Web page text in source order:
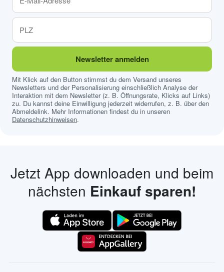
Newsletter anmelden
Mit Klick auf den Button stimmst du dem Versand unseres
Newsletters und der Personalisierung einschließlich Analyse der
Interaktion mit dem Newsletter (z. B. Öffnungsrate, Klicks auf Links)
zu. Du kannst deine Einwilligung jederzeit widerrufen, z. B. über den
Abmeldelink. Mehr Informationen findest du in unseren
Datenschutzhinweisen.
Jetzt App downloaden und beim
nächsten Einkauf sparen!